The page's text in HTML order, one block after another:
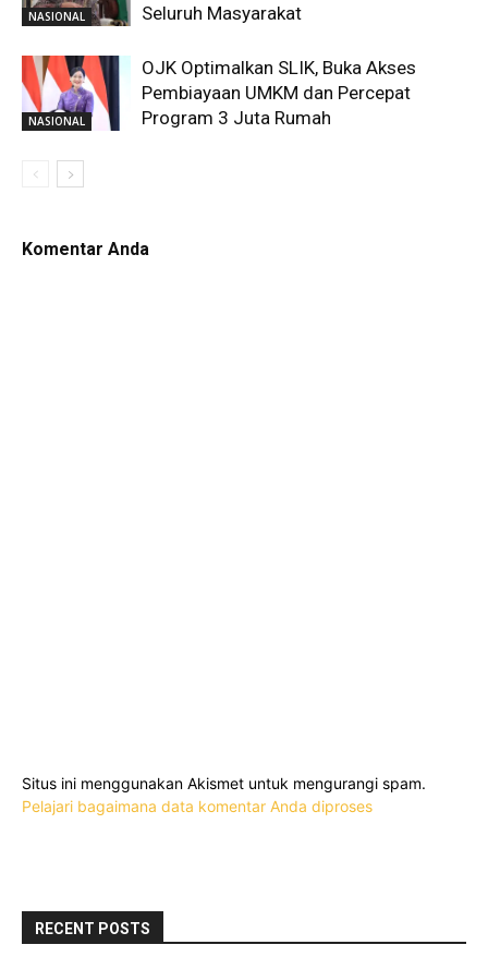
NASIONAL
Seluruh Masyarakat
NASIONAL
OJK Optimalkan SLIK, Buka Akses
Pembiayaan UMKM dan Percepat
Program 3 Juta Rumah
Komentar Anda
Situs ini menggunakan Akismet untuk mengurangi spam.
Pelajari bagaimana data komentar Anda diproses
RECENT POSTS